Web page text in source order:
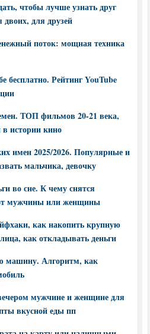
чтобы лучше узнать друг
двоих, для друзей
поток: мощная техника
Рейтинг YouTube
ТОП фильмов 20-21 века,
истории кино
имен 2025/2026. Популярные и
мальчика, девочку
во сне. К чему снятся
мужчины или женщины
как накопить крупную
как откладывать деньги
машину. Алгоритм, как
мужчине и женщине для
вкусной еды пп